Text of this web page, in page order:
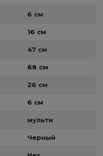
6 см
16 см
47 см
68 см
26 см
6 см
мульти
Черный